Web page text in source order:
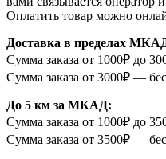
Оплатить товар можно
Доставка в пределах
Сумма заказа от 1000₽ до
Сумма заказа от 3000₽ —
До 5 км за МКАД:
Сумма заказа от 1000₽ до
Сумма заказа от 3500₽ —